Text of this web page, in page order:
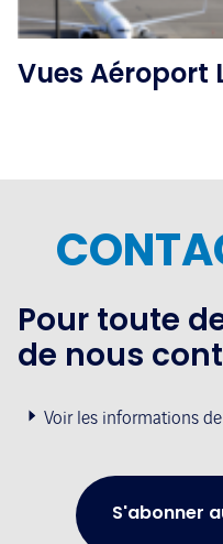
Vues Aéroport
Pour toute
de nous
Voir les informations
S'abonner